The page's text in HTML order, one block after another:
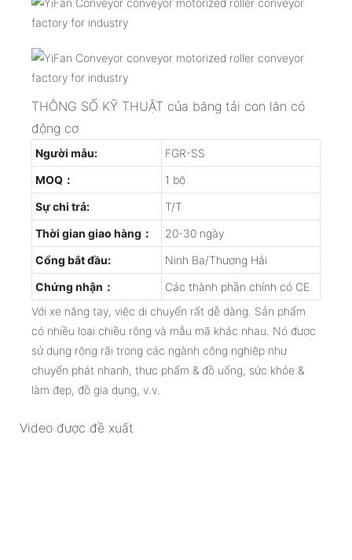
THÔNG SỐ KỸ THUẬT của băng tải con lăn có
động cơ
Người mẫu:
FGR-SS
MOQ：
1 bộ
Sự chi trả:
T/T
Thời gian giao hàng：
20-30 ngày
Cổng bắt đầu:
Ninh Ba/Thượng Hải
Chứng nhận：
Các thành phần chính có CE
Với xe nâng tay, việc di chuyển rất dễ dàng. Sản phẩm
có nhiều loại chiều rộng và mẫu mã khác nhau. Nó được
sử dụng rộng rãi trong các ngành công nghiệp như
chuyển phát nhanh, thực phẩm & đồ uống, sức khỏe &
làm đẹp, đồ gia dụng, v.v.
Video được đề xuất